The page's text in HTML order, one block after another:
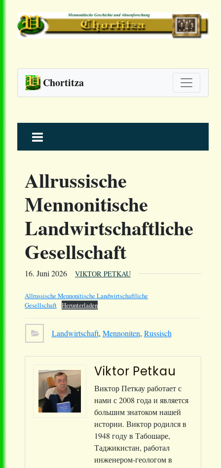
Chortitza
to
Allrussische
Mennonitische
Landwirtschaftliche
Gesellschaft
16. Juni 2026 VIKTOR PETKAU
Allrussische Mennonitische Landwirtschaftliche
Gesellschaft Herunterladen
Landwirtschaft, Mennoniten, Russisch
Viktor Petkau
Виктор Петкау работает с
нами с 2008 года и является
большим знатоком нашей
истории. Виктор родился в
1948 году в Табошаре,
Таджикистан, работал
инженером-геологом в